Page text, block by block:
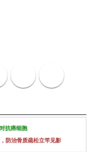
抗癌细胞
防治骨质疏松立竿见影